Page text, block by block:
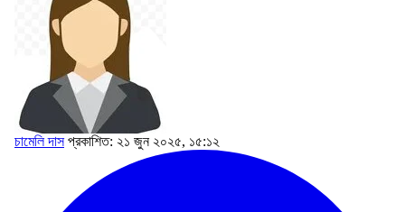
চামেলি দাস প্রকাশিত: ২১ জুন ২০২৫, ১৫:১২